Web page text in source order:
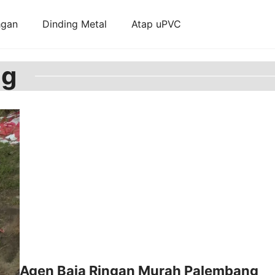
Dinding Metal Atap uPVC
Agen Baja Ringan Murah Palembang